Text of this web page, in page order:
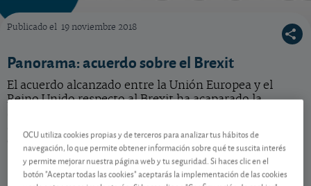
Publicado el 19 noviembre 2018
Panorama: acuerdo sobre el Brexit
El acuerdo alcanzado entre la Unión Europea y el
Reino Unido respecto al Brexit ha acaparado la
detalles.
OCU utiliza cookies propias y de terceros para analizar tus hábitos de
navegación, lo que permite obtener información sobre qué te suscita interés
y permite mejorar nuestra página web y tu seguridad. Si haces clic en el
botón "Aceptar todas las cookies" aceptarás la implementación de las cookies